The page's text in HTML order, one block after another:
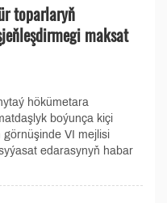
toparlaryň
maksat
hökümetara
boýunça kiçi
VI mejlisi
edarasynyň habar